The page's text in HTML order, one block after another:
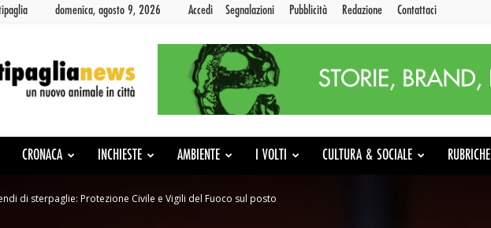
domenica, agosto 9, 2026 Accedi Segnalazioni Pubblicità Redazione Contattaci
CRONACA INCHIESTE AMBIENTE I VOLTI CULTURA & SOCIALE RUBRICHE
di sterpaglie: Protezione Civile e Vigili del Fuoco sul posto